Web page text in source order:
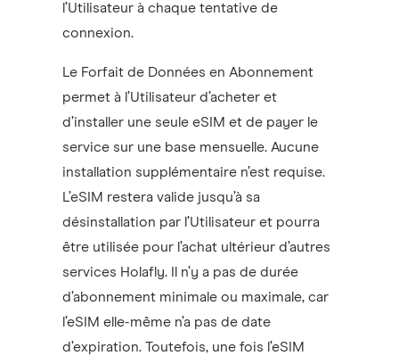
l’Utilisateur à chaque tentative de
connexion.
Le Forfait de Données en Abonnement
permet à l’Utilisateur d’acheter et
d’installer une seule eSIM et de payer le
service sur une base mensuelle. Aucune
installation supplémentaire n’est requise.
L’eSIM restera valide jusqu’à sa
désinstallation par l’Utilisateur et pourra
être utilisée pour l’achat ultérieur d’autres
services Holafly. Il n’y a pas de durée
d’abonnement minimale ou maximale, car
l’eSIM elle-même n’a pas de date
d’expiration. Toutefois, une fois l’eSIM